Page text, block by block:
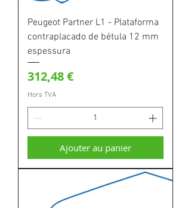
Peugeot Partner L1 - Plataforma
contraplacado de bétula 12 mm
espessura
Prix
312,48 €
Hors TVA
Ajouter au panier